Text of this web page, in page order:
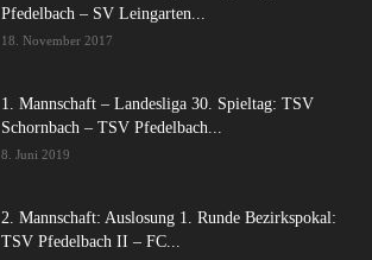
Pfedelbach – SV Leingarten...
18. November 2017
1. Mannschaft – Landesliga 30. Spieltag: TSV
Schornbach – TSV Pfedelbach...
8. Juni 2019
2. Mannschaft: Auslosung 1. Runde Bezirkspokal:
TSV Pfedelbach II – FC...